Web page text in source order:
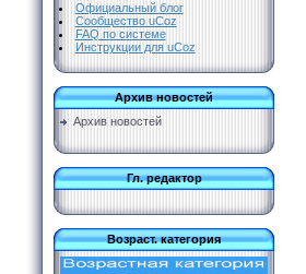
Официальный блог
Сообщество uCoz
FAQ по системе
Инструкции для uCoz
Архив новостей
Архив новостей
Гл. редактор
Возраст. категория